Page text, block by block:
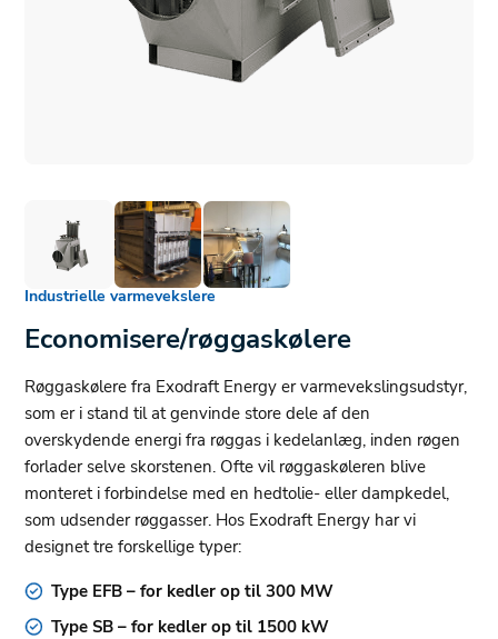
Industrielle varmevekslere
Economisere/røggaskølere
Røggaskølere fra Exodraft Energy er varmevekslingsudstyr,
som er i stand til at genvinde store dele af den
overskydende energi fra røggas i kedelanlæg, inden røgen
forlader selve skorstenen. Ofte vil røggaskøleren blive
monteret i forbindelse med en hedtolie- eller dampkedel,
som udsender røggasser. Hos Exodraft Energy har vi
designet tre forskellige typer:
Type EFB – for kedler op til 300 MW
Type SB – for kedler op til 1500 kW